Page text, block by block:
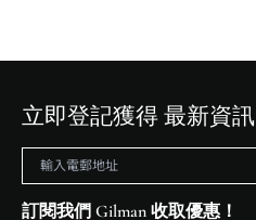
立即登記獲得 最新資訊
訂閱我們 Gilman 收取優惠！